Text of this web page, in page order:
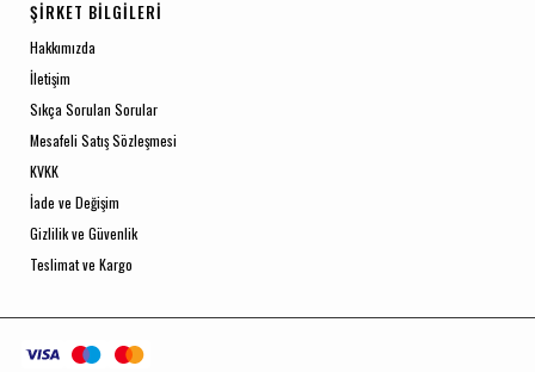
ŞIRKET BILGILERI
Hakkımızda
İletişim
Sıkça Sorulan Sorular
Mesafeli Satış Sözleşmesi
KVKK
İade ve Değişim
Gizlilik ve Güvenlik
Teslimat ve Kargo